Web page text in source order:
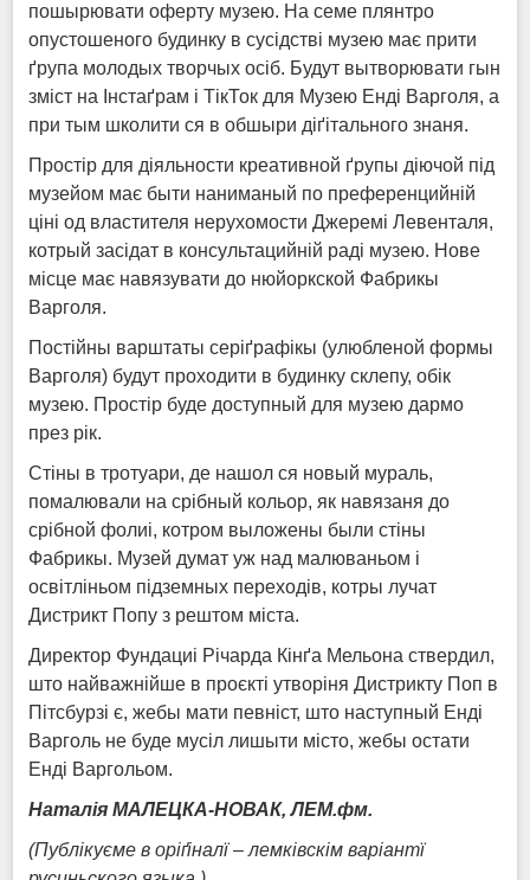
пошырювати оферту музею. На семе плянтро
опустошеного будинку в сусідстві музею має прити
ґрупа молодых творчых осіб. Будут вытворювати гын
зміст на Інстаґрам і ТікТок для Музею Енді Варголя, а
при тым школити ся в обшыри діґітального знаня.
Простір для діяльности креативной ґрупы діючой під
музейом має быти наниманый по преференцийній
ціні од властителя нерухомости Джеремі Левенталя,
котрый засідат в консультацийній раді музею. Нове
місце має навязувати до нюйоркской Фабрикы
Варголя.
Постійны варштаты серіґрафікы (улюбленой формы
Варголя) будут проходити в будинку склепу, обік
музею. Простір буде доступный для музею дармо
през рік.
Стіны в тротуари, де нашол ся новый мураль,
помалювали на срібный кольор, як навязаня до
срібной фолиі, котром выложены были стіны
Фабрикы. Музей думат уж над малюваньом і
освітліньом підземных переходів, котры лучат
Дистрикт Попу з рештом міста.
Директор Фундациі Річарда Кінґа Мельона ствердил,
што найважнійше в проєкті утворіня Дистрикту Поп в
Пітсбурзі є, жебы мати певніст, што наступный Енді
Варголь не буде мусіл лишыти місто, жебы остати
Енді Варгольом.
Наталія МАЛЕЦКА-НОВАК, ЛЕМ.фм.
(Публікуєме в оріґіналї – лемківскім варіантї